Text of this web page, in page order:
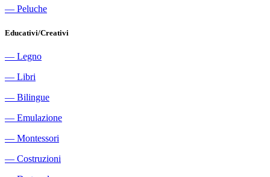
― Peluche
Educativi/Creativi
― Legno
― Libri
― Bilingue
― Emulazione
― Montessori
― Costruzioni